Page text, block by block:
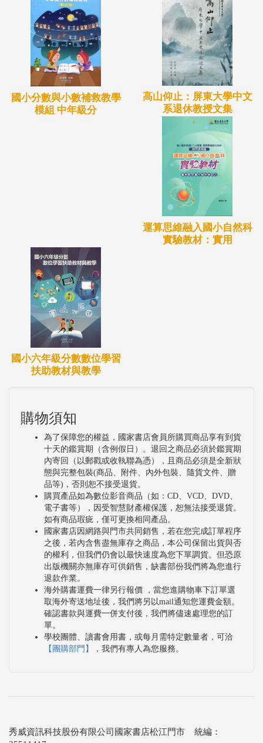
國小分數與小數補救教學
模組 中年級分
高山仰止：屏東大學中文
系退休教授文集
運算思維融入國小自然科
實驗教材：實用
國小六年級分數數位學習
扶助教材與教學
購物須知
為了保障您的權益，國家書店會員所購買商品享有到貨
十天的鑑賞期（含例假日）。退回之商品必須於鑑賞期
內寄回（以郵戳或收執聯為憑），且商品必須是全新狀
態與完整包裝(商品、附件、內外包裝、隨貨文件、贈
品等)，否則恕不接受退貨。
購買產品如為數位影音商品（如：CD、VCD、DVD、
電子書等），因受智慧財產權保護，恕無法接受退貨。
如有商品瑕疵，僅可更換相同產品。
國家書店因網路與門市共同銷售，若在您完成訂單程序
之後，若內含售盡無庫存之商品，本公司保留出貨與否
的權利，但我們仍會以最快速度為您下單調貨。但恐原
出版機關亦無庫存可供銷售，缺書部份我們將為您進行
退款作業。
海外購書運費一律另行報價 ，當您進購物車下訂單選
取海外寄送地址後，我們將另以mail通知您運費金額。
確認書款與運費一併支付後，我們將儘速處理您的訂
單。
學校團體、讀書會用書，或每月需特定數量者，可洽
【團購部門】
，我們有專人為您服務。
秀威資訊科技股份有限公司國家書店松江門市 統編：